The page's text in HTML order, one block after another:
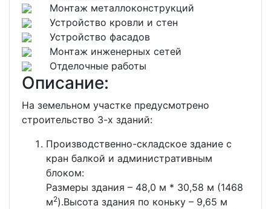
Монтаж металлоконструкций
Устройство кровли и стен
Устройство фасадов
Монтаж инженерных сетей
Отделочные работы
Описание:
На земельном участке предусмотрено
строительство 3-х зданий:
Производственно-складское здание с
кран балкой и административным
блоком:
Размеры здания – 48,0 м * 30,58 м (1468
м2).Высота здания по коньку – 9,65 м